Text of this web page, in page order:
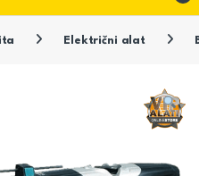
Električni alat